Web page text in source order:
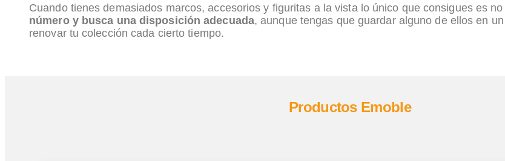
Cuando tienes demasiados marcos, accesorios y figuritas a la vista lo único que consigues es
número y busca una disposición adecuada, aunque tengas que guardar alguno de ellos en
renovar tu colección cada cierto tiempo.
Productos Emoble